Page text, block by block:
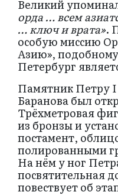
Великий
орда … всем
… ключ и врата».
особую миссию
Азию»,
Петербург
Памятник Петру
Баранова был
Трёхметровая
из бронзы и
постамент,
полированными
На нём у ног
посвятительная
повествует об